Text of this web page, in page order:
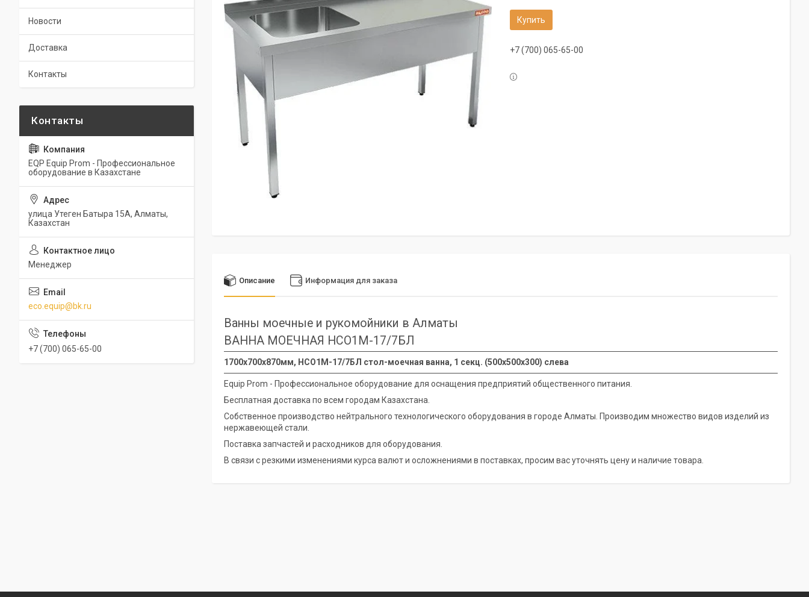
Купить
+7 (700) 065-65-00
Описание Информация для заказа
Ванны моечные и рукомойники в Алматы
ВАННА МОЕЧНАЯ НСО1М-17/7БЛ
1700х700х870мм, НСО1М-17/7БЛ стол-моечная ванна, 1 секц. (500х500х300) слева
Equip Prom - Профессиональное оборудование для оснащения предприятий общественного питания.
Бесплатная доставка по всем городам Казахстана.
Собственное производство нейтрального технологического оборудования в городе Алматы. Производим множество видов изделий из
нержавеющей стали.
Поставка запчастей и расходников для оборудования.
В связи с резкими изменениями курса валют и осложнениями в поставках, просим вас уточнять цену и наличие товара.
Новости
Доставка
Контакты
EQP Equip Prom - Профессиональное
оборудование в Казахстане
улица Утеген Батыра 15А, Алматы,
Казахстан
Менеджер
eco.equip@bk.ru
+7 (700) 065-65-00